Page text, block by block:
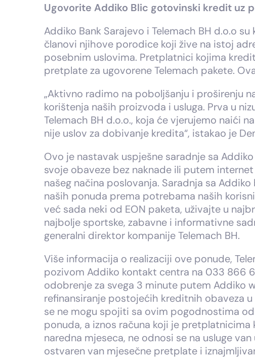
Ugovorite Addiko Blic gotovinski kredit uz
Addiko Bank Sarajevo i Telemach BH d.o.o
članovi njihove porodice koji žive na istoj
posebnim uslovima. Pretplatnici kojima
pretplate za ugovorene Telemach pakete.
„Aktivno radimo na poboljšanju i proširenju
korištenja naših proizvoda i usluga. Prva u
Telemach BH d.o.o., koja će vjerujemo naići
nije uslov za dobivanje kredita“, istakao je
Ovo je nastavak uspješne saradnje sa
svoje obaveze bez naknade ili putem
našeg načina poslovanja. Saradnja sa
naših ponuda prema potrebama naših
već sada neki od EON paketa, uživajte u
najbolje sportske, zabavne i informativne
generalni direktor kompanije Telemach BH.
Više informacija o realizaciji ove ponude,
pozivom Addiko kontakt centra na 033 866
odobrenje za svega 3 minute putem Addiko
refinansiranje postojećih kreditnih obaveza u
se ne mogu spojiti sa ovim pogodnostima
ponuda, a iznos računa koji je
naredna mjeseca, ne odnosi se na usluge
ostvaren van mjesečne pretplate i